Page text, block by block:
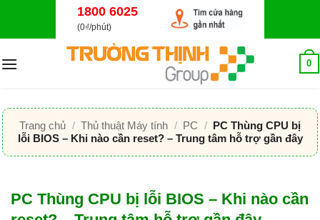
dung
1800 6025
(0₫/phút)
0
Trang chủ / Thủ thuật Máy tính / PC / PC Thùng CPU bị
lỗi BIOS – Khi nào cần reset? – Trung tâm hỗ trợ gần đây
PC Thùng CPU bị lỗi BIOS – Khi nào cần